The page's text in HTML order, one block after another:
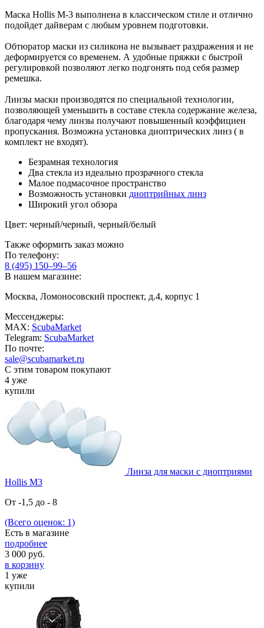
Маска Hollis M-3 выполнена в классическом стиле и отлично
подойдет дайверам с любым уровнем подготовки.
Обтюратор маски из силикона не вызывает раздражения и не
деформируется со временем. А удобные пряжки с быстрой
регулировкой позволяют легко подгонять под себя размер
ремешка.
Линзы маски производятся по специальной технологии,
позволяющей уменьшить в составе стекла содержание железа,
благодаря чему линзы получают повышенный коэффициен
пропускания. Возможна установка диоптрических линз ( в
комплект не входят).
Безрамная технология
Два стекла из идеально прозрачного стекла
Малое подмасочное пространство
Возможность установки диоптрийных линз
Широкий угол обзора
Цвет: черный/черный, черный/белый
Также оформить заказ можно
По телефону:
8 (495) 150–99–56
В нашем магазине:
Москва, Ломоносовский проспект, д.4, корпус 1
Мессенджеры:
MAX: ScubaMarket
Telegram: ScubaMarket
По почте:
sale@scubamarket.ru
С этим товаром покупают
4 уже
купили
Линза для маски с диоптриями
Hollis М3
От -1,5 до - 8
(Всего оценок: 1)
Есть в магазине
подробнее
3 000 руб.
в корзину
1 уже
купили